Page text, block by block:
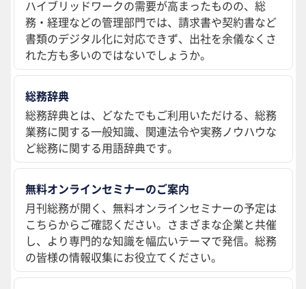
ハイブリッドワークの需要が高まったものの、総
務・経理などの管理部門では、請求書や契約書など
書類のデジタル化に対応できず、出社を余儀なくさ
れた方も多いのではないでしょうか。
総務辞典
総務辞典とは、どなたでもご利用いただける、総務
業務に関する一般知識、関連法令や実務ノウハウな
ど総務に関する用語辞典です。
無料オンラインセミナーのご案内
月刊総務が開く、無料オンラインセミナーの予定は
こちらからご確認ください。さまざまな企業と共催
し、より専門的な知識を幅広いテーマで発信。総務
の皆様の情報収集にお役立てください。